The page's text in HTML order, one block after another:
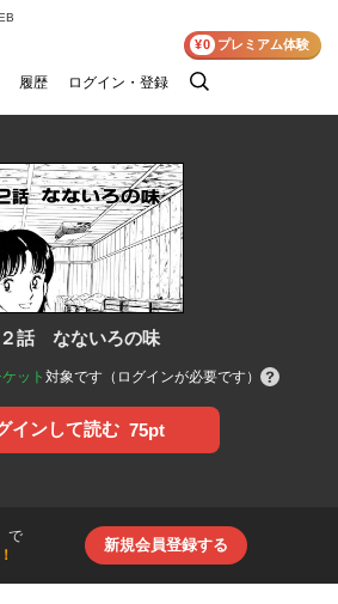
履歴 ログイン・登録
検
¥0 プレミアム体験
話 なないろの味
ット 対象です（ログインが必要です）
インして読む 75pt
で
新規会員登録する